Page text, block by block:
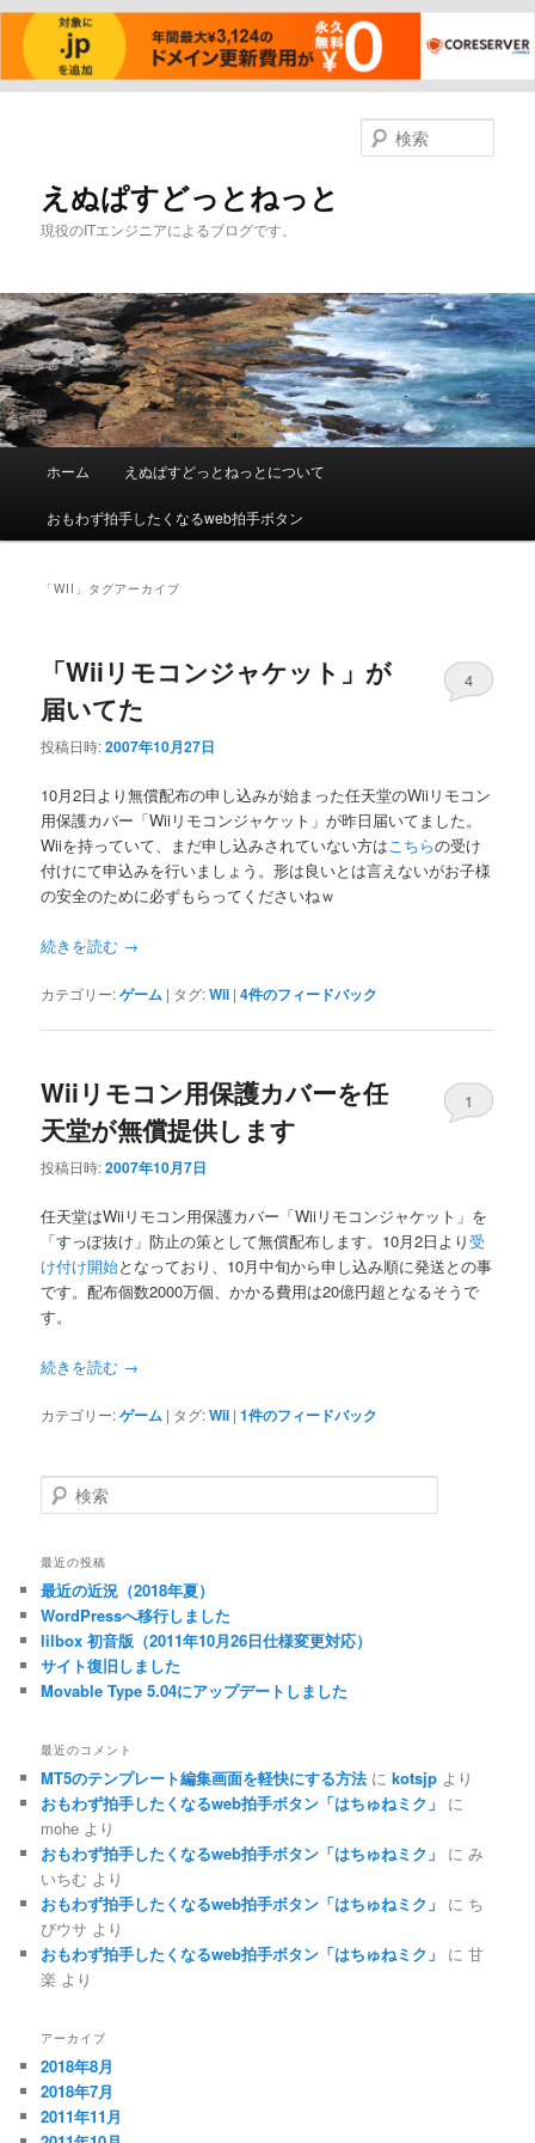
へ
移
動
移
動
えぬぱすどっとねっと
現役のITエンジニアによるブログです。
索
メ
ホーム えぬぱすどっとねっとについて
おもわず拍手したくなるweb拍手ボタン
「WII 」タグアーカイブ
「Wiiリモコンジャケット」が
届いてた
投稿日時:2007年10月27日
4
10月2日より無償配布の申し込みが始まった任天堂のWiiリモコン
用保護カバー「Wiiリモコンジャケット」が昨日届いてました。
Wiiを持っていて、まだ申し込みされていない方はこちらの受け
付けにて申込みを行いましょう。形は良いとは言えないがお子様
の安全のために必ずもらってくださいねｗ
続きを読む →
カテゴリー:ゲーム | タグ:Wii |4件のフィードバック
Wiiリモコン用保護カバーを任
天堂が無償提供します
投稿日時:2007年10月7日
1
任天堂はWiiリモコン用保護カバー「Wiiリモコンジャケット」を
「すっぽ抜け」防止の策として無償配布します。10月2日より受
け付け開始となっており、10月中旬から申し込み順に発送との事
です。配布個数2000万個、かかる費用は20億円超となるそうで
す。
続きを読む →
カテゴリー:ゲーム | タグ:Wii |1件のフィードバック
検
索
最近の投稿
最近の近況（2018年夏）
WordPressへ移行しました
lilbox 初音版（2011年10月26日仕様変更対応）
サイト復旧しました
Movable Type 5.04にアップデートしました
最近のコメント
MT5のテンプレート編集画面を軽快にする方法にkotsjp より
おもわず拍手したくなるweb拍手ボタン「はちゅねミク」
に
mohe より
おもわず拍手したくなるweb拍手ボタン「はちゅねミク」
にみ
いちむ より
おもわず拍手したくなるweb拍手ボタン「はちゅねミク」
に ち
びウサ より
おもわず拍手したくなるweb拍手ボタン「はちゅねミク」
に甘
楽 より
アーカイブ
2018年8月
2018年7月
2011年11月